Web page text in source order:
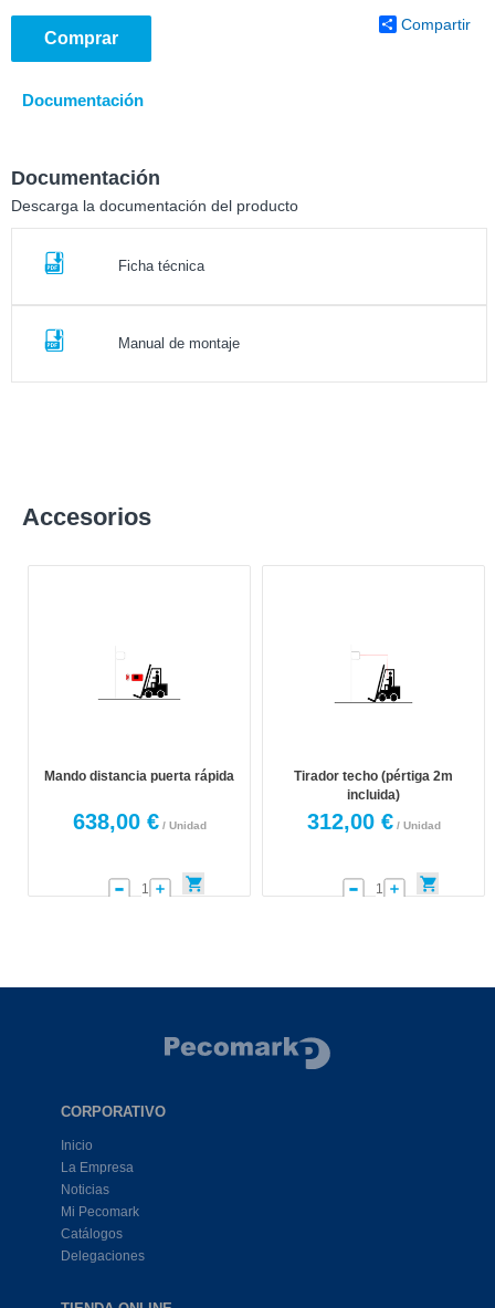
Comprar
Compartir
Documentación
Documentación
Descarga la documentación del producto
Ficha técnica
Manual de montaje
Accesorios
Mando distancia puerta rápida
638,00 € / Unidad
Tirador techo (pértiga 2m
incluida)
312,00 € / Unidad
CORPORATIVO
Inicio
La Empresa
Noticias
Mi Pecomark
Catálogos
Delegaciones